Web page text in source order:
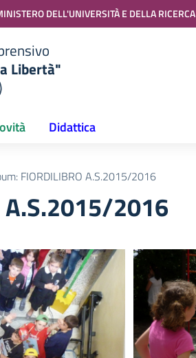
DELL'UNIVERSITÀ E DELLA RICERCA
Libertà"
Didattica
FIORDILIBRO A.S.2015/2016
A.S.2015/2016